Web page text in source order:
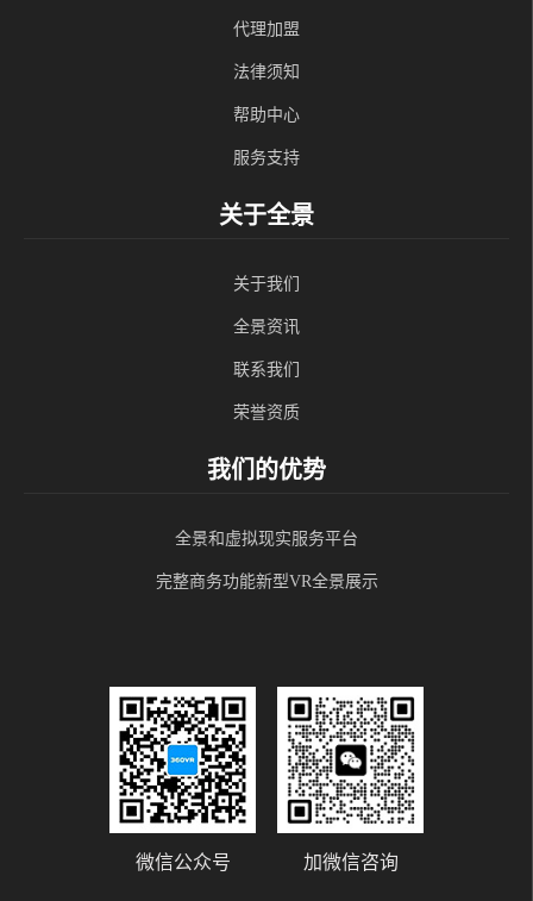
代理加盟
法律须知
帮助中心
服务支持
关于全景
关于我们
全景资讯
联系我们
荣誉资质
我们的优势
全景和虚拟现实服务平台
完整商务功能新型VR全景展示
微信公众号 加微信咨询